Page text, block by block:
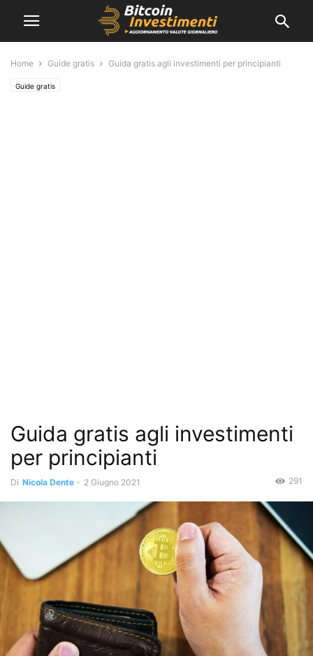
Home Guide gratis Guida gratis agli investimenti per principianti
Guide gratis
Guida gratis agli investimenti
per principianti
Di Nicola Dente - 2 Giugno 2021 291